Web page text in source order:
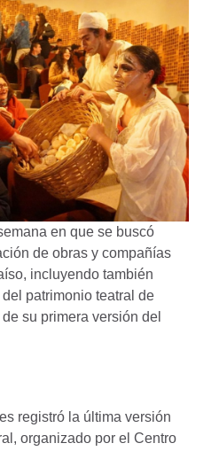
en que se buscó
de obras y compañías
incluyendo también
patrimonio teatral de
su primera versión del
registró la última versión
organizado por el Centro